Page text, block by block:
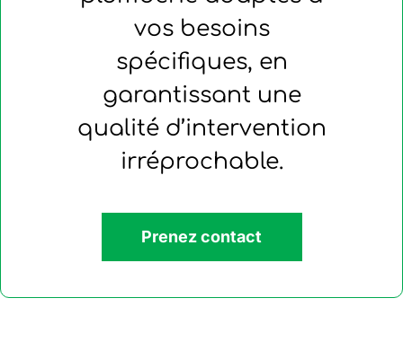
vos besoins
spécifiques, en
garantissant une
qualité d’intervention
irréprochable.
Prenez contact